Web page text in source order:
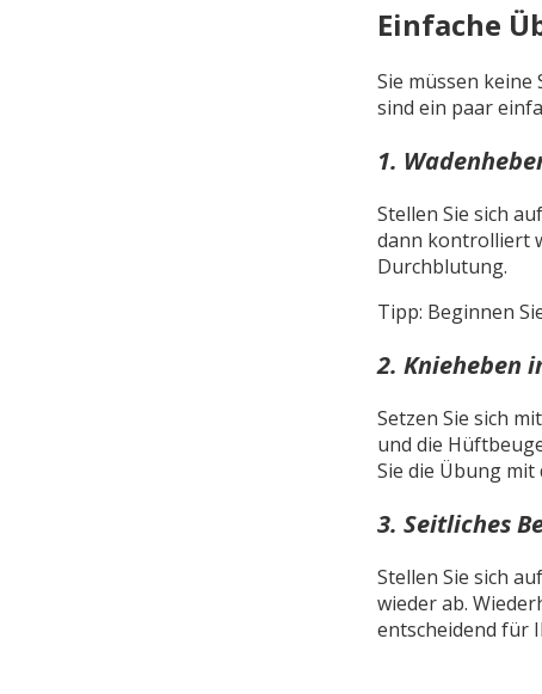
Einfache
Sie müssen
sind ein paar
1.
Stellen Sie sich
dann kontrolliert
Durchblutung.
Tipp: Beginnen
2. Knieheben
Setzen Sie sich
und die
Sie die Übung mit
3. Seitliches
Stellen Sie sich
wieder ab.
entscheidend für